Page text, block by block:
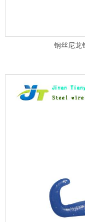
钢丝尼龙